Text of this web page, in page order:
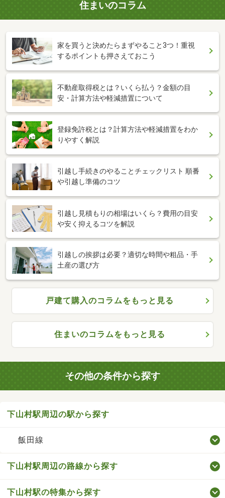
住まいのコラム
家を買うと決めたらまずやること3つ！重視
するポイントも押さえておこう
不動産取得税とは？いくら払う？金額の目
安・計算方法や軽減措置について
登録免許税とは？計算方法や軽減措置をわか
りやすく解説
引越し手続きのやることチェックリスト 順番
や引越し準備のコツ
引越し見積もりの相場はいくら？費用の目安
や安く抑えるコツを解説
引越しの挨拶は必要？適切な時間や粗品・手
土産の選び方
戸建て購入のコラムをもっと見る
住まいのコラムをもっと見る
その他の条件から探す
下山村駅周辺の駅から探す
飯田線
下山村駅周辺の路線から探す
下山村駅の特集から探す